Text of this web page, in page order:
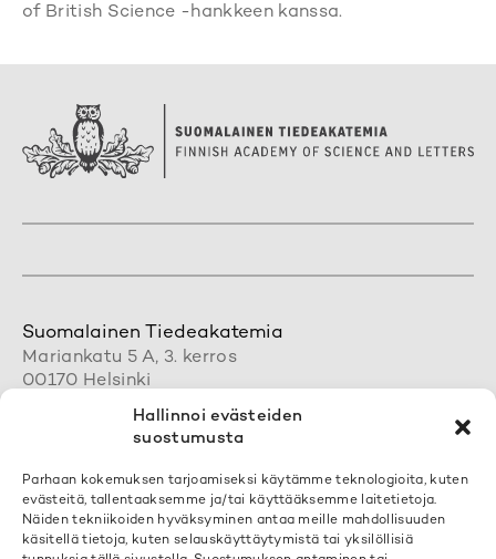
Hallinnoi evästeiden
suostumusta
Parhaan kokemuksen tarjoamiseksi käytämme teknologioita, kuten
evästeitä, tallentaaksemme ja/tai käyttääksemme laitetietoja.
Näiden tekniikoiden hyväksyminen antaa meille mahdollisuuden
käsitellä tietoja, kuten selauskäyttäytymistä tai yksilöllisiä
of British Science -hankkeen kanssa.
Suomalainen Tiedeakatemia
Mariankatu 5 A, 3. kerros
00170 Helsinki
+358 50 462 0890
acadsci@acadsci.fi
Henkilökunnan yhteystiedot
Löydät yhteystietomme täältä